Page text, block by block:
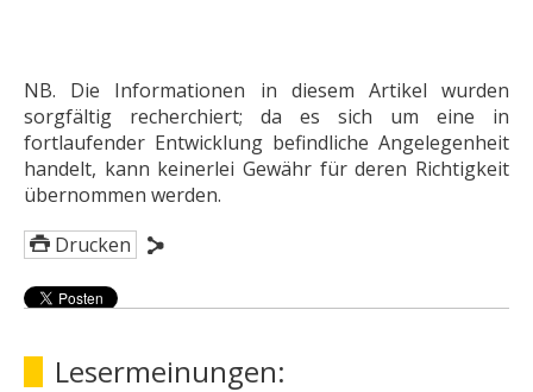
NB. Die Informationen in diesem Artikel wurden
sorgfältig recherchiert; da es sich um eine in
fortlaufender Entwicklung befindliche Angelegenheit
handelt, kann keinerlei Gewähr für deren Richtigkeit
übernommen werden.
Drucken
Lesermeinungen: